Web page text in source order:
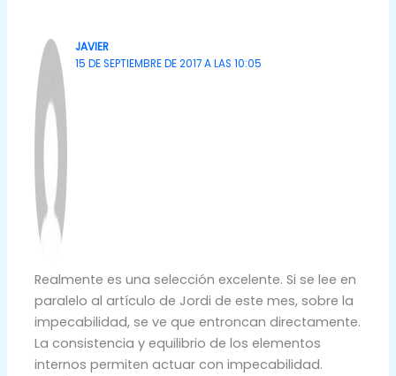
JAVIER
15 DE SEPTIEMBRE DE 2017 A LAS 10:05
Realmente es una selección excelente. Si se lee en
paralelo al artículo de Jordi de este mes, sobre la
impecabilidad, se ve que entroncan directamente.
La consistencia y equilibrio de los elementos
internos permiten actuar con impecabilidad.